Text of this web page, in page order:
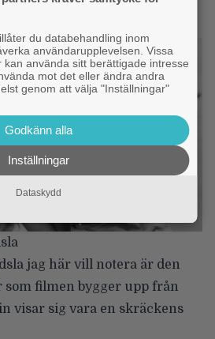
dramatiskt vis som dotterns
jag här vill notera är den
som filmen bygger upp från
visar sig vara en skräckens
du databehandling inom
användarupplevelsen. Vissa
använda sitt berättigade intresse
mot det eller ändra andra
genom att välja "Inställningar"
Godkänn alla
Inställningar
Dataskydd